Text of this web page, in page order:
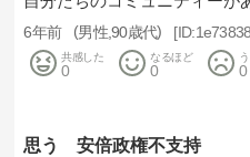
6年前 男性 90歳代
共感した
0
なるほど
0 0
思う 安倍政権不支持